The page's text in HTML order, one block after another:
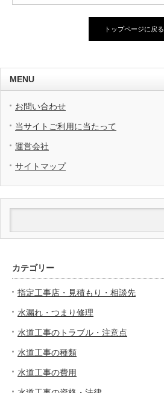
トップページに戻る
MENU
お問い合わせ
当サイトご利用に当たって
運営会社
サイトマップ
カテゴリー
指定工事店・見積もり・相談先
水漏れ・つまり修理
水道工事のトラブル・注意点
水道工事の種類
水道工事の費用